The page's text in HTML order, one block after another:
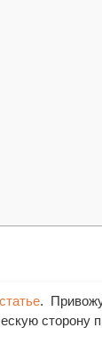
статье.
сторону